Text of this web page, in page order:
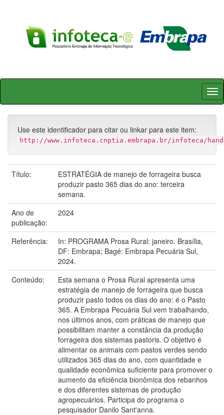
Skip
Use este identificador para citar ou linkar para este item:
http://www.infoteca.cnptia.embrapa.br/infoteca/
Título:
ESTRATÉGIA de manejo de forrageira busca
produzir pasto 365 dias do ano: terceira
semana.
Ano de
publicação:
2024
Referência:
In: PROGRAMA Prosa Rural: janeiro. Brasília,
DF: Embrapa; Bagé: Embrapa Pecuária Sul,
2024.
Conteúdo:
Esta semana o Prosa Rural apresenta uma
estratégia de manejo de forrageira que busca
produzir pasto todos os dias do ano: é o Pasto
365. A Embrapa Pecuária Sul vem trabalhando,
nos últimos anos, com práticas de manejo que
possibilitam manter a constância da produção
forrageira dos sistemas pastoris. O objetivo é
alimentar os animais com pastos verdes sendo
utilizados 365 dias do ano, com quantidade e
qualidade econômica suficiente para promover o
aumento da eficiência bionômica dos rebanhos
e dos diferentes sistemas de produção
agropecuários. Participa do programa o
pesquisador Danilo Sant'anna.